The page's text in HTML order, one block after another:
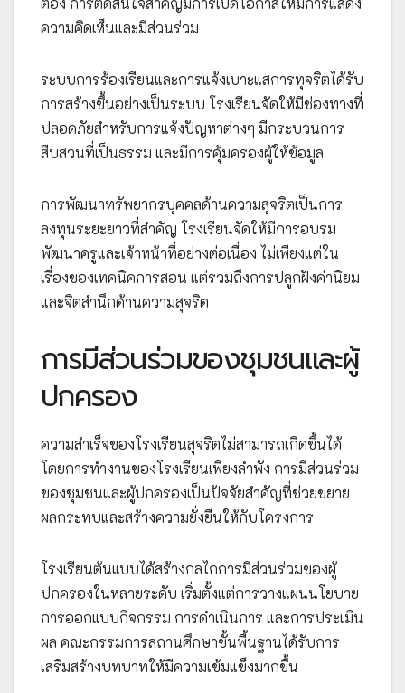
ความคิดเห็นและมีส่วนร่วม
ระบบการร้องเรียนและการแจ้งเบาะแสการทุจริตได้รับ
การสร้างขึ้นอย่างเป็นระบบ โรงเรียนจัดให้มีช่องทางที่
ปลอดภัยสำหรับการแจ้งปัญหาต่างๆ มีกระบวนการ
สืบสวนที่เป็นธรรม และมีการคุ้มครองผู้ให้ข้อมูล
การพัฒนาทรัพยากรบุคคลด้านความสุจริตเป็นการ
ลงทุนระยะยาวที่สำคัญ โรงเรียนจัดให้มีการอบรม
พัฒนาครูและเจ้าหน้าที่อย่างต่อเนื่อง ไม่เพียงแต่ใน
เรื่องของเทคนิคการสอน แต่รวมถึงการปลูกฝังค่านิยม
และจิตสำนึกด้านความสุจริต
การมีส่วนร่วมของชุมชนและผู้
ปกครอง
ความสำเร็จของโรงเรียนสุจริตไม่สามารถเกิดขึ้นได้
โดยการทำงานของโรงเรียนเพียงลำพัง การมีส่วนร่วม
ของชุมชนและผู้ปกครองเป็นปัจจัยสำคัญที่ช่วยขยาย
ผลกระทบและสร้างความยั่งยืนให้กับโครงการ
โรงเรียนต้นแบบได้สร้างกลไกการมีส่วนร่วมของผู้
ปกครองในหลายระดับ เริ่มตั้งแต่การวางแผนนโยบาย
การออกแบบกิจกรรม การดำเนินการ และการประเมิน
ผล คณะกรรมการสถานศึกษาขั้นพื้นฐานได้รับการ
เสริมสร้างบทบาทให้มีความเข้มแข็งมากขึ้น